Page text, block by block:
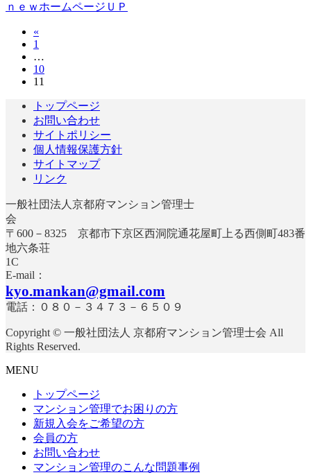
ｎｅｗホームページＵＰ
«
固
定
ペ
ー
ジ
1
…
固
定
ペ
ー
ジ
10
固
ペ
ー
ジ
11
トップページ
お問い合わせ
サイトポリシー
個人情報保護方針
サイトマップ
リンク
一般社団法人京都府マンション管理士
〒600－8325 京都市下京区西洞院通花屋町上る西側町483番
地六条荘
E-mail：
kyo.mankan@gmail.com
電話：０８０－３４７３－６５０９
Copyright © 一般社団法人 京都府マンション管理士会 All
Rights Reserved.
MENU
トップページ
マンション管理でお困りの方
新規入会をご希望の方
会員の方
お問い合わせ
マンション管理のこんな問題事例